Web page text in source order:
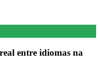
entre idiomas na